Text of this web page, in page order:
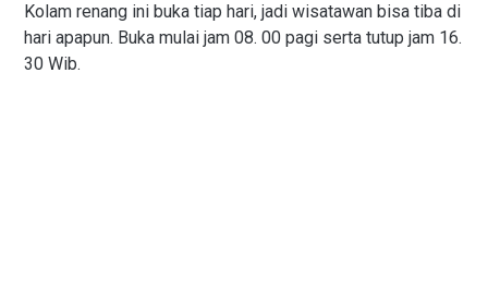
Kolam renang ini buka tiap hari, jadi wisatawan bisa tiba di
hari apapun. Buka mulai jam 08. 00 pagi serta tutup jam 16.
30 Wib.